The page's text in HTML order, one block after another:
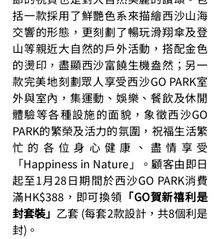
括一款採用了鮮艷色系來描繪西沙山海
交響的形態，更刻劃了暢玩滑翔傘及登
山等親近大自然的戶外活動，搭配金色
的燙印，盡顯西沙富饒生機盎然；另一
款完美地刻劃眾人享受西沙GO PARK室
外與室內，集運動、娛樂、餐飲及休閒
體驗等各種設施的面貌，象徵西沙GO
PARK的繁榮及活力的氛圍，祝福生活繁
忙的各位身心健康、盡情享受
「Happiness in Nature」。顧客由即日
起至1月28日期間於西沙GO PARK消費
滿HK$388，即可換領 「GO賀新禧利是
封套裝」 乙套 (每套2款設計，共8個利是
封)。